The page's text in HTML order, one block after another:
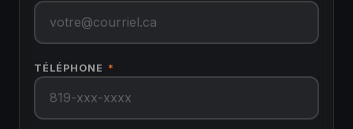
TÉLÉPHONE *